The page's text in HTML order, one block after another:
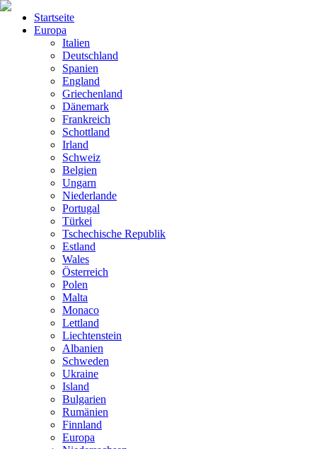
Startseite
Europa
Italien
Deutschland
Spanien
England
Griechenland
Dänemark
Frankreich
Schottland
Irland
Schweiz
Belgien
Ungarn
Niederlande
Portugal
Türkei
Tschechische Republik
Estland
Wales
Österreich
Polen
Malta
Monaco
Lettland
Liechtenstein
Albanien
Schweden
Ukraine
Island
Bulgarien
Rumänien
Finnland
Europa